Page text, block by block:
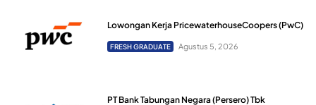
Lowongan Kerja PricewaterhouseCoopers (PwC)
FRESH GRADUATE Agustus 5, 2026
PT Bank Tabungan Negara (Persero) Tbk